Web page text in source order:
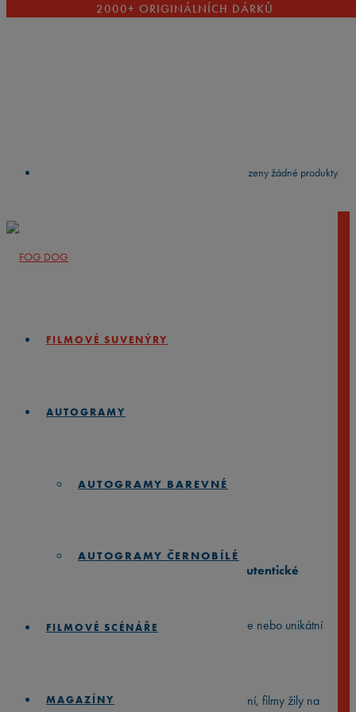
2000+ ORIGINÁLNÍCH DÁRKŮ
FILMOVÉ SUVENÝRY
AUTOGRAMY
AUTOGRAMY BAREVNÉ
AUTOGRAMY ČERNOBÍLÉ
FILMOVÉ SCÉNÁŘE
MAGAZÍNY
press Nebyly nalezeny žádné produkty.
(2004)
890 Kč
Autentické
Hledáš perfektní dárek pro filmového nadšence nebo unikátní
Dřív, než kina přešla na digitální formu promítání, filmy žily na